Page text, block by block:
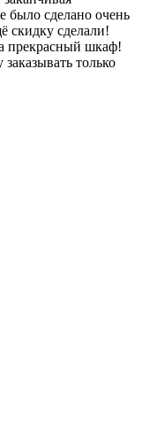
было сделано очень
скидку сделали!
прекрасный шкаф!
только